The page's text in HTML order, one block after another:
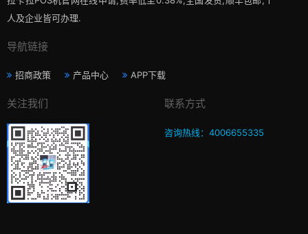
人及企业皆可办理.
导航链接
招商政策 产品中心 APP下载
关注我们 联系方式
咨询热线：4006655335